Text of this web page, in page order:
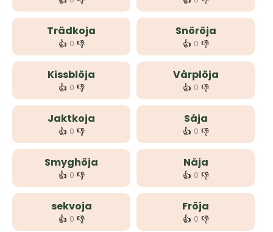
Trädkoja
👍 0 👎
Snöröja
👍 0 👎
Kissblöja
👍 0 👎
Vårplöja
👍 0 👎
Jaktkoja
👍 0 👎
Såja
👍 0 👎
Smyghöja
👍 0 👎
Nåja
👍 0 👎
sekvoja
👍 0 👎
Fröja
👍 0 👎